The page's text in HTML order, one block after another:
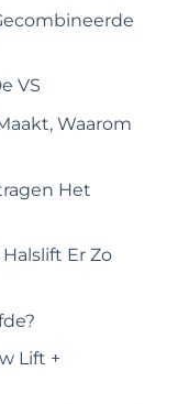
VS
Waarom
Het
Er Zo
Lift +